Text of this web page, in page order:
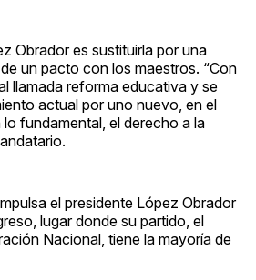
Obrador es sustituirla por una
un pacto con los maestros. “Con
llamada reforma educativa y se
actual por uno nuevo, en el
fundamental, el derecho a la
el presidente López Obrador
lugar donde su partido, el
Nacional, tiene la mayoría de